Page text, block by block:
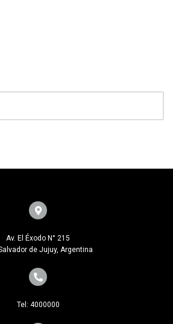
Av. El Éxodo N° 215
de Jujuy, Argentina
Tel: 4000000